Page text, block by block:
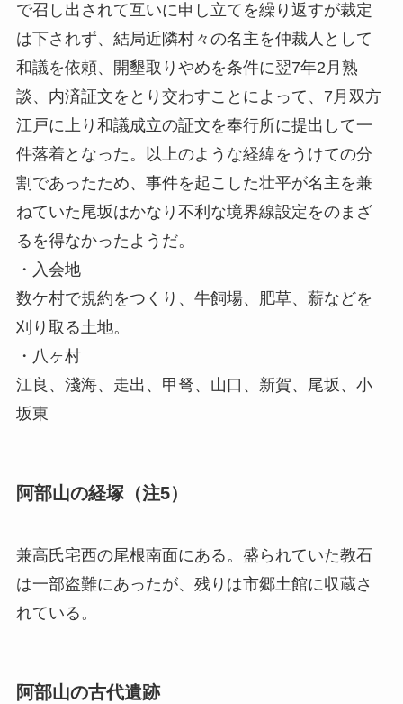
で召し出されて互いに申し立てを繰り返すが裁定
は下されず、結局近隣村々の名主を仲裁人として
和議を依頼、開墾取りやめを条件に翌7年2月熟
談、内済証文をとり交わすことによって、7月双方
江戸に上り和議成立の証文を奉行所に提出して一
件落着となった。以上のような経緯をうけての分
割であったため、事件を起こした壮平が名主を兼
ねていた尾坂はかなり不利な境界線設定をのまざ
るを得なかったようだ。
・入会地
数ケ村で規約をつくり、牛飼場、肥草、薪などを
刈り取る土地。
・八ヶ村
江良、淺海、走出、甲弩、山口、新賀、尾坂、小
坂東
阿部山の経塚（注5）
兼高氏宅西の尾根南面にある。盛られていた教石
は一部盗難にあったが、残りは市郷土館に収蔵さ
れている。
阿部山の古代遺跡